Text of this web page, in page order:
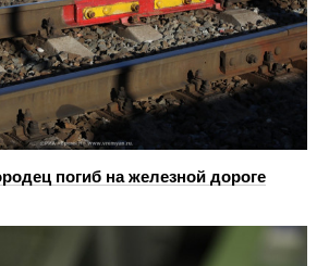
погиб на железной дороге